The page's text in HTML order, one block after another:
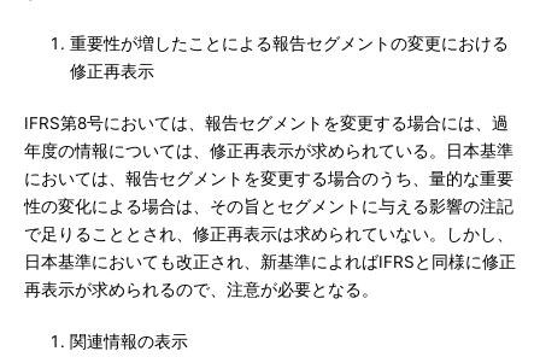
重要性が増したことによる報告セグメントの変更における
修正再表示
IFRS第8号においては、報告セグメントを変更する場合には、過
年度の情報については、修正再表示が求められている。日本基準
においては、報告セグメントを変更する場合のうち、量的な重要
性の変化による場合は、その旨とセグメントに与える影響の注記
で足りることとされ、修正再表示は求められていない。しかし、
日本基準においても改正され、新基準によればIFRSと同様に修正
再表示が求められるので、注意が必要となる。
関連情報の表示